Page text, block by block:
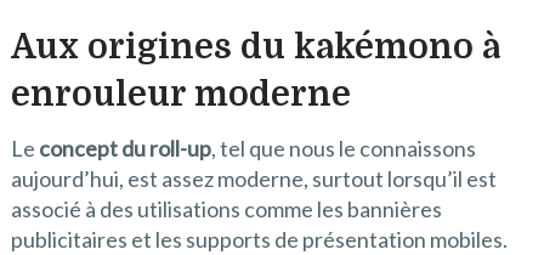
Aux origines du kakémono à
enrouleur moderne
Le concept du roll-up, tel que nous le connaissons
aujourd’hui, est assez moderne, surtout lorsqu’il est
associé à des utilisations comme les bannières
publicitaires et les supports de présentation mobiles.